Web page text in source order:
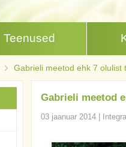
Teenused
Gabrieli meetod ehk 7 olulist
Gabrieli meetod
03 jaanuar 2014